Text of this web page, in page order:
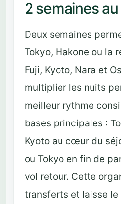
2 semaines
Deux semaines
Tokyo, Hakone ou la
Fuji, Kyoto, Nara et
multiplier les nuits
meilleur rythme
bases principales :
Kyoto au cœur du
ou Tokyo en fin de
vol retour. Cette
transferts et laisse le